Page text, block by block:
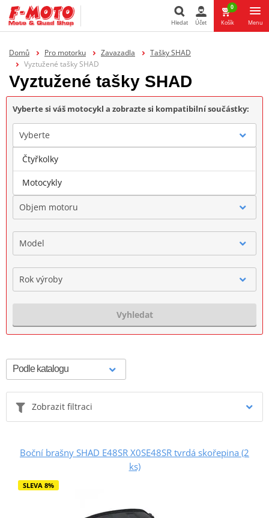
Hledat Účet
0
Košík Menu
Domů Pro motorku Zavazadla
Tašky SHAD
Vyztužené tašky SHAD
Vyztužené tašky SHAD
Vyberte si váš motocykl a zobrazte si kompatibilní součástky:
Vyberte
Značka
Objem motoru
Model
Rok výroby
Vyhledat
Zobrazit filtraci
Boční brašny SHAD E48SR X0SE48SR tvrdá skořepina (2
ks)
SLEVA 8%
Čtyřkolky
Motocykly